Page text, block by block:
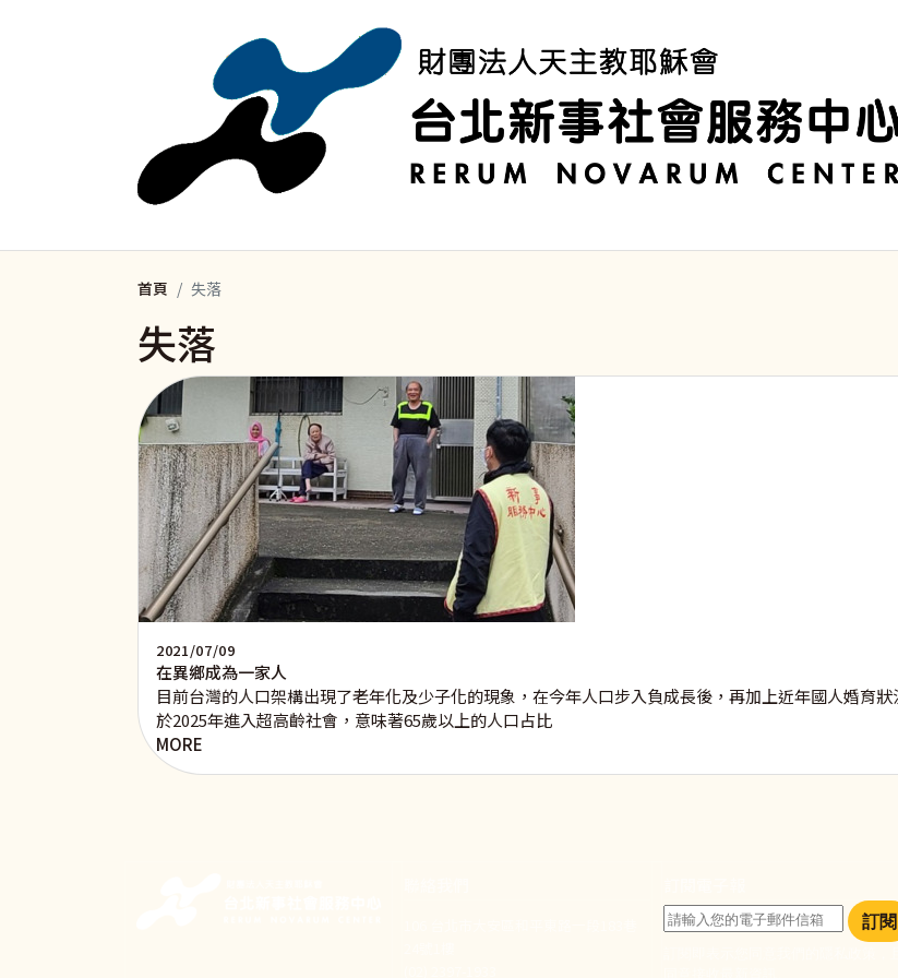
首頁 失落
失落
2021/07/09
在異鄉成為一家人
目前台灣的人口架構出現了老年化及少子化的現象，在今年人口步入負成長後，再加上近年國人婚
於2025年進入超高齡社會，意味著65歲以上的人口占比
MORE
訂閱